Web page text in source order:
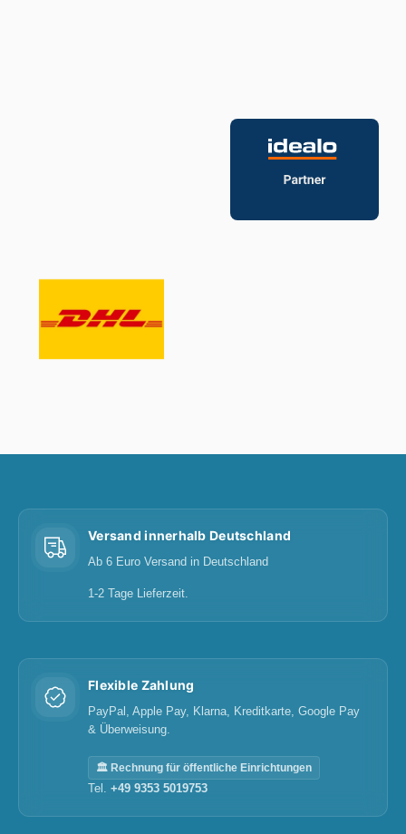
Versand innerhalb Deutschland
Ab 6 Euro Versand in Deutschland
1-2 Tage Lieferzeit.
Flexible Zahlung
PayPal, Apple Pay, Klarna, Kreditkarte, Google Pay
& Überweisung.
🏛️ Rechnung für öffentliche Einrichtungen
Tel. +49 9353 5019753